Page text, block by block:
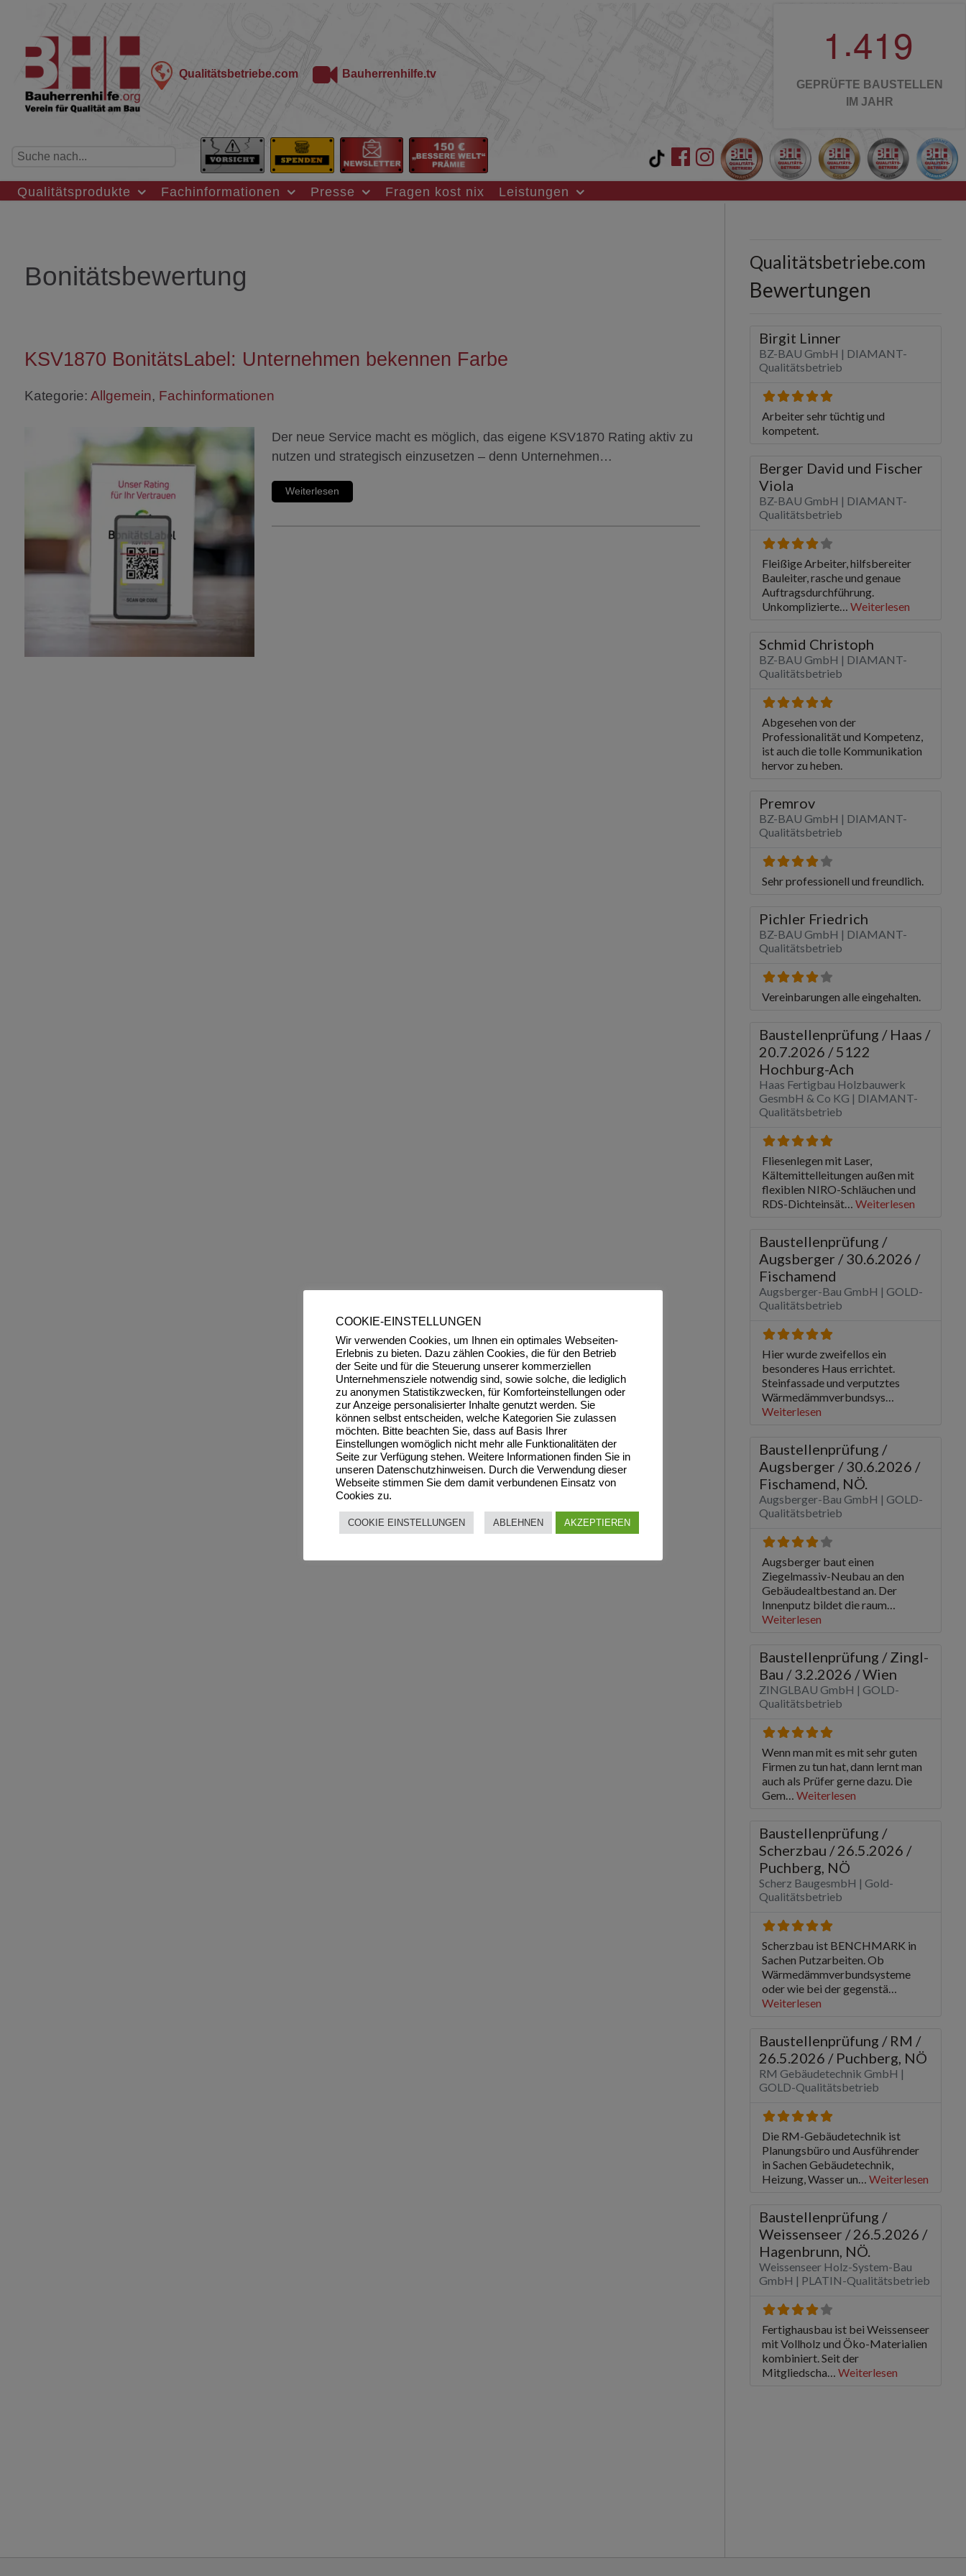
Qualitätsbetriebe.com Bauherrenhilfe.tv
1 .419
GEPRÜFTE BAUSTELLEN
IM JAHR
Qualitätsprodukte Fachinformationen Presse Fragen kost nix Leistungen
Bonitätsbewertung
KSV1870 BonitätsLabel: Unternehmen bekennen Farbe
Kategorie: Allgemein, Fachinformationen
Der neue Service macht es möglich, das eigene KSV1870 Rating aktiv zu
nutzen und strategisch einzusetzen – denn Unternehmen…
Weiterlesen
COOKIE-EINSTELLUNGEN
Wir verwenden Cookies, um Ihnen ein optimales Webseiten-
Erlebnis zu bieten. Dazu zählen Cookies, die für den Betrieb
der Seite und für die Steuerung unserer kommerziellen
Unternehmensziele notwendig sind, sowie solche, die lediglich
zu anonymen Statistikzwecken, für Komforteinstellungen oder
zur Anzeige personalisierter Inhalte genutzt werden. Sie
können selbst entscheiden, welche Kategorien Sie zulassen
möchten. Bitte beachten Sie, dass auf Basis Ihrer
Einstellungen womöglich nicht mehr alle Funktionalitäten der
Seite zur Verfügung stehen. Weitere Informationen finden Sie in
unseren Datenschutzhinweisen. Durch die Verwendung dieser
Webseite stimmen Sie dem damit verbundenen Einsatz von
Cookies zu.
COOKIE EINSTELLUNGEN ABLEHNEN AKZEPTIEREN